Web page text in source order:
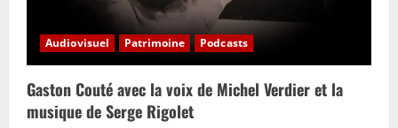
Audiovisuel Patrimoine Podcasts
Gaston Couté avec la voix de Michel Verdier et la
musique de Serge Rigolet